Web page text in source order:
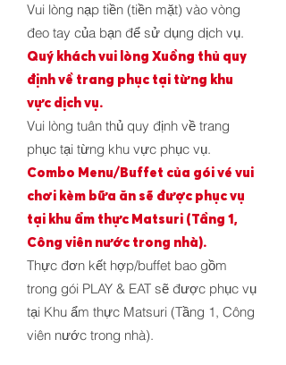
Vui lòng nạp tiền (tiền mặt) vào vòng
đeo tay của bạn để sử dụng dịch vụ.
Quý khách vui lòng Xuồng thủ quy
định về trang phục tại từng khu
vực dịch vụ.
Vui lòng tuân thủ quy định về trang
phục tại từng khu vực phục vụ.
Combo Menu/Buffet của gói vé vui
chơi kèm bữa ăn sẽ được phục vụ
tại khu ẩm thực Matsuri (Tầng 1,
Công viên nước trong nhà).
Thực đơn kết hợp/buffet bao gồm
trong gói PLAY & EAT sẽ được phục vụ
tại Khu ẩm thực Matsuri (Tầng 1, Công
viên nước trong nhà).